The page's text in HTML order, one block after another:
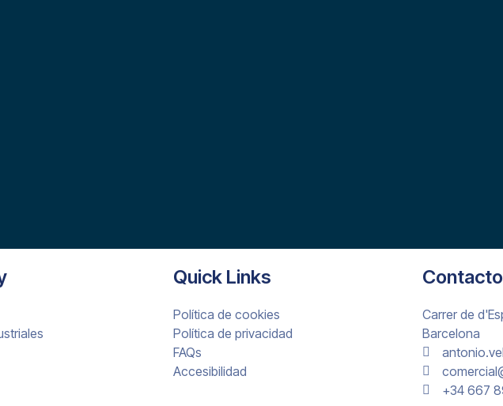
Quick Links
Política de cookies
Política de privacidad
FAQs
Accesibilidad
Contacto
Carrer de
Barcelona
+34 667